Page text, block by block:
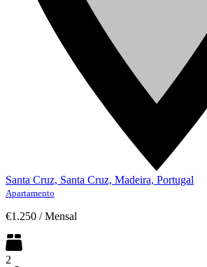
Santa Cruz, Santa Cruz, Madeira, Portugal
Apartamento
€1.250 / Mensal
2